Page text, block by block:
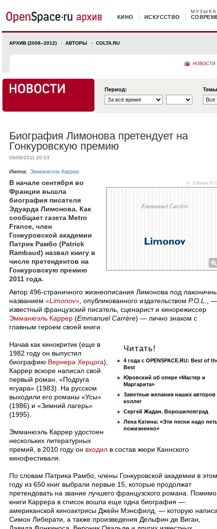
КИНО ИСКУССТВО
МУЗЫКА
АРХИВ (2008–2012) АВТОРЫ COLTA.RU
НОВОСТИ
Период:
Биография Лимонова претендует на
Гонкуровскую премию
09/09/2011 20:03
Имена: Эмманюэль Каррер
© Editions
В начале сентября во
Франции вышла
биография писателя
Эдуарда Лимонова. Как
сообщает газета Metro
France, член
Гонкуровской академии
Патрик Рамбо (Patrick
Rambaud) назвал книгу в
числе претендентов на
Гонкуровскую премию
2011 года.
​Автор 496-страничного жизнеописания Лимонова под
названием «Limonov» , опубликованного издательством P.O.L.
, —
известный французский писатель, сценарист и кинорежиссер
Эмманюэль Каррер (Emmanuel Carrère) — лично знаком с
главным героем своей книги.
Читать!
4 года с OPENSPACE.RU: Best of
Best
Юровский об опере «Мастер и
Маргарита»
Заветные желания наших авторов
коллег
Сергей Жадан. Ворошиловград
Лена Катина: «Эти песни надо
пожизненно»
Начав как кинокритик (еще в
1982 году он выпустил
биографию Вернера Херцога),
Каррер вскоре написал свой
первый роман, «Подруга
ягуара» (1983). На русском
выходили его романы «Усы»
(1986) и «Зимний лагерь»
(1995).
Эмманюэль Каррер удостоен
нескольких литературных
премий, в 2010 году он входил в состав жюри Каннского
кинофестиваля.
По словам Патрика Рамбо, члены Гонкуровской академии в этом
году из 650 книг выбрали первые 15, которые продолжат
претендовать на звание лучшего французского романа. Помимо
книги Каррера в список вошла еще одна биография —
американской киноактрисы Джейн Мэнсфилд, — которую
Симон Либерати, а также произведения Дельфин де Виган,